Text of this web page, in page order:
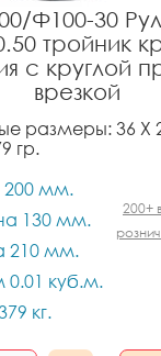
Ф100-30
тройник
с круглой
врезкой
размеры: 36 X
гр.
200 мм.
130 мм.
210 мм.
куб.м.
кг.
200+